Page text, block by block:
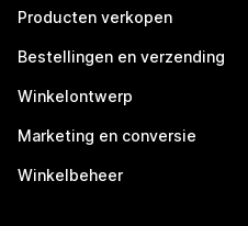
Producten verkopen
Bestellingen en verzending
Winkelontwerp
Marketing en conversie
Winkelbeheer